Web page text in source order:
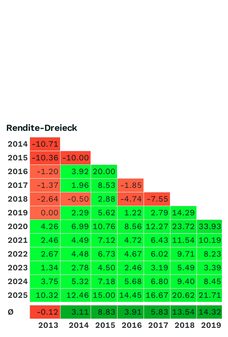
Rendite-Dreieck
2014 -10.71
2015 -10.36 -10.00
2016
-1.20 3.92 20.00
2017
-1.37 1.96 8.53 -1.85
2018
-2.64 -0.50 2.88 -4.74 -7.55
2019
0.00 2.29 5.62 1.22 2.79 14.29
2020
4.26 6.99 10.76 8.56 12.27 23.72 33.93
2021
2.46 4.49 7.12 4.72 6.43 11.54 10.19
2022
2.67 4.48 6.73 4.67 6.02 9.71 8.23
2023
1.34 2.78 4.50 2.46 3.19 5.49 3.39
2024
3.75 5.32 7.18 5.68 6.80 9.40
8.45
2025
10.32 12.46 15.00 14.45 16.67 20.62 21.71
Ø
-0.12 3.11 8.83 3.91 5.83 13.54 14.32
2013
2014 2015 2016 2017 2018 2019